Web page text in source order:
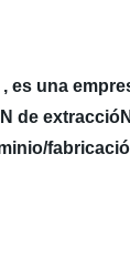
es una
de